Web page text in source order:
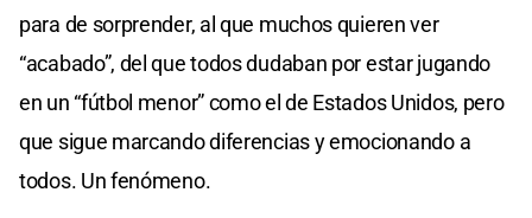
para de sorprender, al que muchos quieren ver
“acabado”, del que todos dudaban por estar jugando
en un “fútbol menor” como el de Estados Unidos, pero
que sigue marcando diferencias y emocionando a
todos. Un fenómeno.